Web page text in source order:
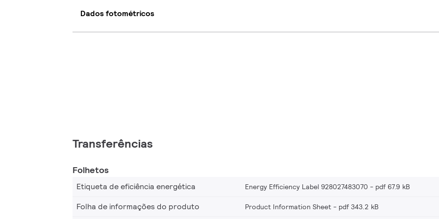
Dados fotométricos
Transferências
Folhetos
Etiqueta de eficiência energética Energy Efficiency Label 928027483070 pdf 67.9 kB
Folha de informações do produto
Product Information Sheet pdf 343.2 kB